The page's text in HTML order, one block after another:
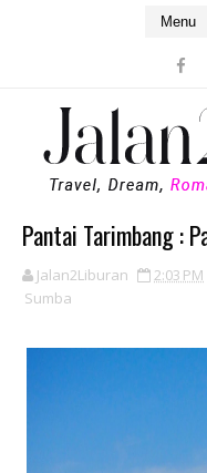
Pantai Tarimbang :
Jalan2Liburan 2:03 PM
Sumba